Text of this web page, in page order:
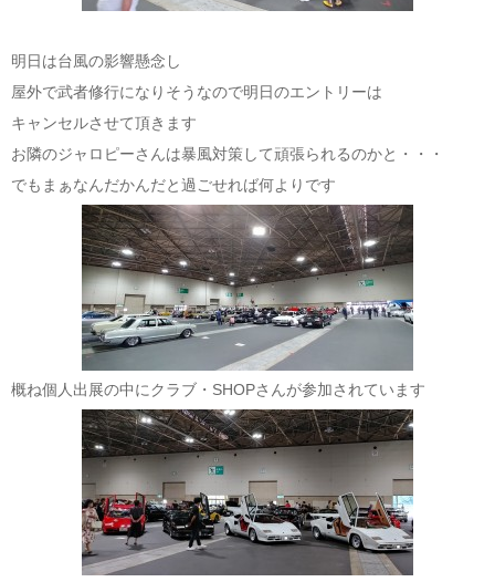
明日は台風の影響懸念し
屋外で武者修行になりそうなので明日のエントリーは
キャンセルさせて頂きます
お隣のジャロピーさんは暴風対策して頑張られるのかと・・・
でもまぁなんだかんだと過ごせれば何よりです
概ね個人出展の中にクラブ・SHOPさんが参加されています